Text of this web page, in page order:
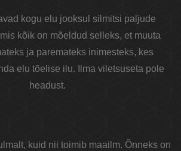
kogu elu jooksul silmitsi paljude
kõik on mõeldud selleks, et muuta
ja paremateks inimesteks, kes
elu tõelise ilu. Ilma viletsuseta pole
headust.
kuid nii toimib maailm. Õnneks on